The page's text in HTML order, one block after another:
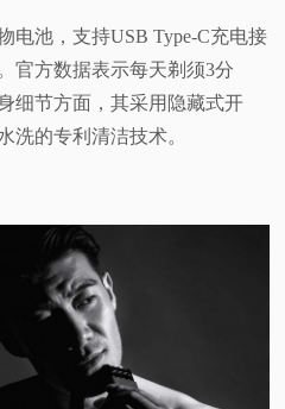
电池，支持USB Type-C充电接
官方数据表示每天剃须3分
细节方面，其采用隐藏式开
洗的专利清洁技术。